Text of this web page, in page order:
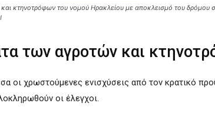
και κτηνοτρόφων του νομού Ηρακλείου με αποκλεισμό του
των αγροτών και
οι χρωστούμενες ενισχύσεις από τον κρατικό
οι έλεγχοι.